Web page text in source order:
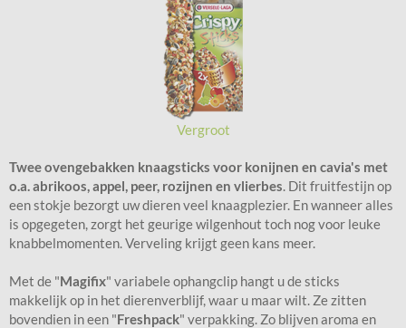
Vergroot
Twee ovengebakken knaagsticks voor konijnen en cavia's met
o.a. abrikoos, appel, peer, rozijnen en vlierbes. Dit fruitfestijn op
een stokje bezorgt uw dieren veel knaagplezier. En wanneer alles
is opgegeten, zorgt het geurige wilgenhout toch nog voor leuke
knabbelmomenten. Verveling krijgt geen kans meer.
Met de "Magifix" variabele ophangclip hangt u de sticks
makkelijk op in het dierenverblijf, waar u maar wilt. Ze zitten
bovendien in een "Freshpack" verpakking. Zo blijven aroma en